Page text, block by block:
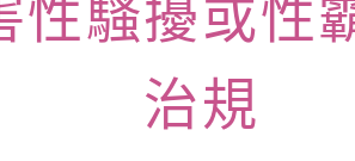
成長研習實施計
養工作坊新北場」
臺北學習中心
語學習班」招生簡
學共融平台-教案
動簡章
部國民及學前教
COVID-19疫苗接
經濟部水利署委託
性騷擾或性
治規